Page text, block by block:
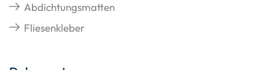
Abdichtungsmatten
Fliesenkleber